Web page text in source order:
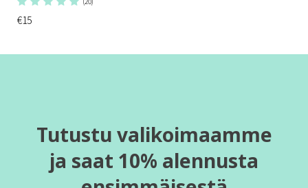
€15
Tutustu valikoimaamme
ja saat 10% alennusta